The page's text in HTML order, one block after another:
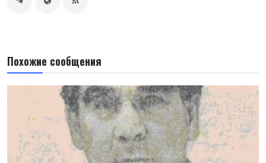
Похожие сообщения